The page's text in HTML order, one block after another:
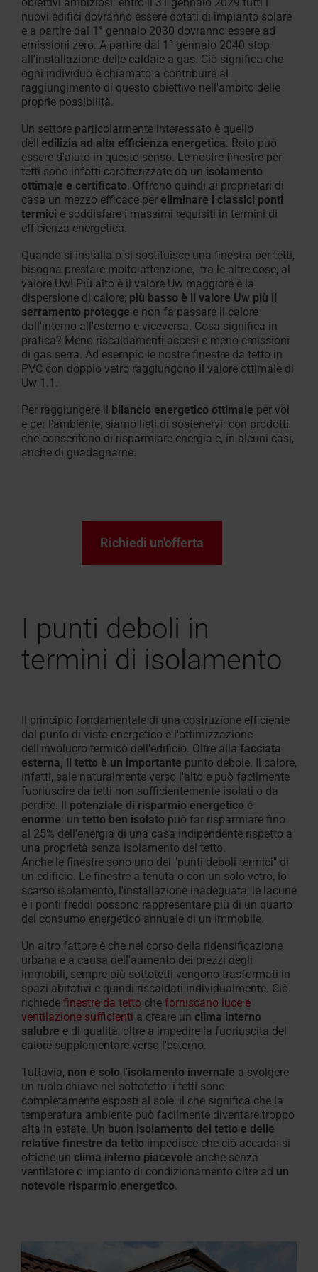
nuovi edifici dovranno essere dotati di impianto solare
e a partire dal 1° gennaio 2030 dovranno essere ad
emissioni zero. A partire dal 1° gennaio 2040 stop
all'installazione delle caldaie a gas. Ciò significa che
ogni individuo è chiamato a contribuire al
raggiungimento di questo obiettivo nell'ambito delle
proprie possibilità.
Un settore particolarmente interessato è quello
dell'edilizia ad alta efficienza energetica. Roto può
essere d'aiuto in questo senso. Le nostre finestre per
tetti sono infatti caratterizzate da un isolamento
ottimale e certificato. Offrono quindi ai proprietari di
casa un mezzo efficace per eliminare i classici ponti
termici e soddisfare i massimi requisiti in termini di
efficienza energetica.
Quando si installa o si sostituisce una finestra per tetti,
bisogna prestare molto attenzione, tra le altre cose, al
valore Uw! Più alto è il valore Uw maggiore è la
dispersione di calore; più basso è il valore Uw più il
serramento protegge e non fa passare il calore
dall'interno all'esterno e viceversa. Cosa significa in
pratica? Meno riscaldamenti accesi e meno emissioni
di gas serra. Ad esempio le nostre finestre da tetto in
PVC con doppio vetro raggiungono il valore ottimale di
Uw 1.1.
Per raggiungere il bilancio energetico ottimale per voi
e per l'ambiente, siamo lieti di sostenervi: con prodotti
che consentono di risparmiare energia e, in alcuni casi,
anche di guadagnarne.
Richiedi un'offerta
I punti deboli in
termini di isolamento
Il principio fondamentale di una costruzione efficiente
dal punto di vista energetico è l'ottimizzazione
dell'involucro termico dell'edificio. Oltre alla facciata
esterna, il tetto è un importante punto debole. Il calore,
infatti, sale naturalmente verso l'alto e può facilmente
fuoriuscire da tetti non sufficientemente isolati o da
perdite. Il potenziale di risparmio energetico è
enorme: un tetto ben isolato può far risparmiare fino
al 25% dell'energia di una casa indipendente rispetto a
una proprietà senza isolamento del tetto.
Anche le finestre sono uno dei "punti deboli termici" di
un edificio. Le finestre a tenuta o con un solo vetro, lo
scarso isolamento, l'installazione inadeguata, le lacune
e i ponti freddi possono rappresentare più di un quarto
del consumo energetico annuale di un immobile.
Un altro fattore è che nel corso della ridensificazione
urbana e a causa dell'aumento dei prezzi degli
immobili, sempre più sottotetti vengono trasformati in
spazi abitativi e quindi riscaldati individualmente. Ciò
richiede finestre da tetto che forniscano luce e
ventilazione sufficienti a creare un clima interno
salubre e di qualità, oltre a impedire la fuoriuscita del
calore supplementare verso l'esterno.
Tuttavia, non è solo l'isolamento invernale a svolgere
un ruolo chiave nel sottotetto: i tetti sono
completamente esposti al sole, il che significa che la
temperatura ambiente può facilmente diventare troppo
alta in estate. Un buon isolamento del tetto e delle
relative finestre da tetto impedisce che ciò accada: si
ottiene un clima interno piacevole anche senza
ventilatore o impianto di condizionamento oltre ad un
notevole risparmio energetico.